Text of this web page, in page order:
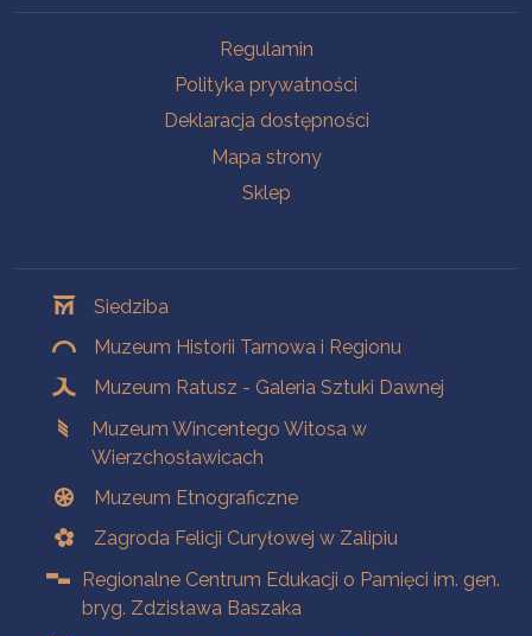
Regulamin
Polityka prywatności
Deklaracja dostępności
Mapa strony
Sklep
Siedziba
Muzeum Historii Tarnowa i Regionu
Muzeum Ratusz - Galeria Sztuki Dawnej
Muzeum Wincentego Witosa w
Wierzchosławicach
Muzeum Etnograficzne
Zagroda Felicji Curyłowej w Zalipiu
Regionalne Centrum Edukacji o Pamięci im. gen.
bryg. Zdzisława Baszaka